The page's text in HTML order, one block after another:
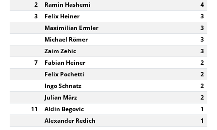
2
Ramin Hashemi
4
3
Felix Heiner
3
Maximilian Ermler
3
Michael Römer
3
Zaim Zehic
3
7
Fabian Heiner
2
Felix Pochetti
2
Ingo Schnatz
2
Julian März
2
11
Aldin Begovic
1
Alexander Redich
1